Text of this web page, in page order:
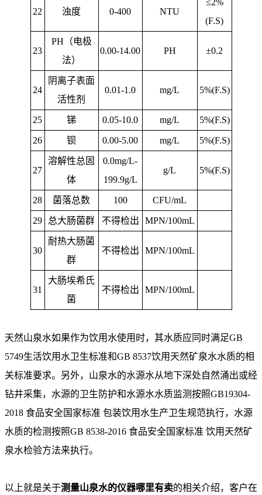
22 浊度 0-400 NTU
≤2%
(F.S)
23
PH （电极
法）
0.00-14.00 PH ±0.2
24
阴离子表面
活性剂
0.01-1.0 mg/L 5%(F.S)
25 锑 0.05-10.0 mg/L 5%(F.S)
26 钡 0.00-5.00 mg/L 5%(F.S)
27
溶解性总固
体
0.0mg/L-
199.9g/L
g/L 5%(F.S)
28 菌落总数 100 CFU/mL
29 总大肠菌群 不得检出 MPN/100mL
30
耐热大肠菌
群
不得检出 MPN/100mL
31
大肠埃希氏
菌
不得检出 MPN/100mL
天然山泉水如果作为饮用水使用时，其水质应同时满足GB
5749生活饮用水卫生标准和GB 8537饮用天然矿泉水水质的相
关标准要求。另外，山泉水的水源水从地下深处自然涌出或经
钻井采集，水源的卫生防护和水源水水质监测按照GB19304-
2018 食品安全国家标准 包装饮用水生产卫生规范执行，水源
水质的检测按照GB 8538-2016 食品安全国家标准 饮用天然矿
泉水检验方法来执行。
以上就是关于测量山泉水的仪器哪里有卖的相关介绍，客户在